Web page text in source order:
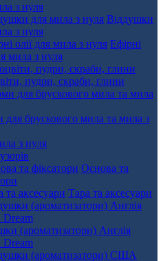
з нуля
Віддушки
з нуля
Ефірні
мила з нуля
пудри, скраби, глини
брускового мила та мила з
Основа та
Тара та аксесуари
(ароматизатори) Англія
Dream